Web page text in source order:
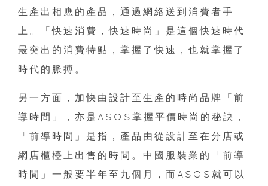
生產出相應的產品，通過網絡送到消費者手
上。「快速消費，快速時尚」是這個快速時代
最突出的消費特點，掌握了快速，也就掌握了
時代的脈搏。
另一方面，加快由設計至生產的時尚品牌「前
導時間」，亦是ASOS掌握平價時尚的秘訣，
「前導時間」是指，產品由從設計至在分店或
網店櫃檯上出售的時間。中國服裝業的「前導
時間」一般要半年至九個月，而ASOS就可以